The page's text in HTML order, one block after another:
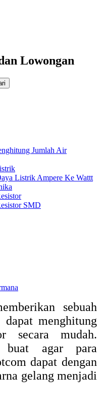
Lowongan
Jumlah Air
Listrik Ampere Ke Wattt
SMD
sebuah
menghitung
secara mudah.
agar para
dapat dengan
gelang menjadi